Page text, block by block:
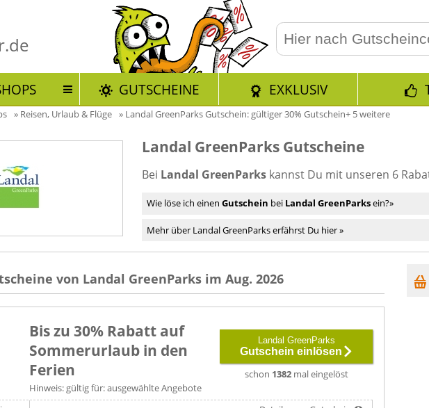
GUTSCHEINE EXKLUSIV
» Reisen, Urlaub & Flüge » Landal GreenParks Gutschein: gültiger 30% Gutschein+ 5 weitere
Landal GreenParks Gutscheine
Bei Landal GreenParks kannst Du mit unseren 6
Wie löse ich einen Gutschein bei Landal GreenParksein?»
Mehr über Landal GreenParks erfährst Du hier »
von Landal GreenParks im Aug. 2026
Bis zu 30% Rabatt auf
Sommerurlaub in den
Ferien
Hinweis: gültig für: ausgewählte Angebote
Landal GreenParks
Gutschein einlösen
schon 1382mal eingelöst